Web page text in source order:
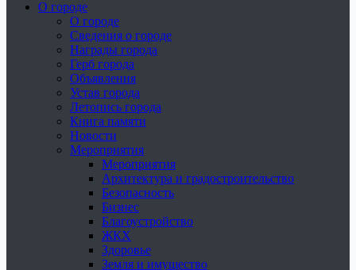
О городе
О городе
Сведения о городе
Награды города
Герб города
Объявления
Устав города
Летопись города
Книга памяти
Новости
Мероприятия
Мероприятия
Архитектура и градостроительство
Безопасность
Бизнес
Благоустройство
ЖКХ
Здоровье
Земля и имущество